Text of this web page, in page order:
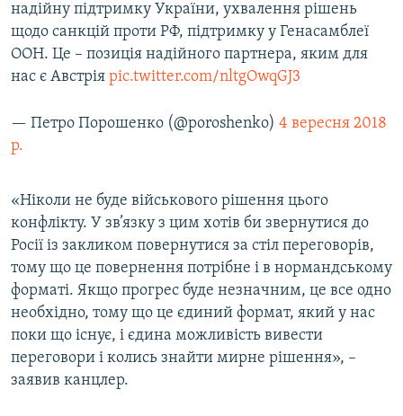
надійну підтримку України, ухвалення рішень
щодо санкцій проти РФ, підтримку у Генасамблеї
ООН. Це – позиція надійного партнера, яким для
нас є Австрія pic.twitter.com/nltgOwqGJ3
— Петро Порошенко (@poroshenko) 4 вересня 2018
р.
«Ніколи не буде військового рішення цього
конфлікту. У зв’язку з цим хотів би звернутися до
Росії із закликом повернутися за стіл переговорів,
тому що це повернення потрібне і в нормандському
форматі. Якщо прогрес буде незначним, це все одно
необхідно, тому що це єдиний формат, який у нас
поки що існує, і єдина можливість вивести
переговори і колись знайти мирне рішення», –
заявив канцлер.